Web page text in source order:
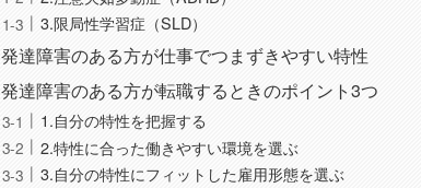
3.限局性学習症（SLD）
発達障害のある方が仕事でつまずきやすい特性
発達障害のある方が転職するときのポイント3つ
1.自分の特性を把握する
2.特性に合った働きやすい環境を選ぶ
3.自分の特性にフィットした雇用形態を選ぶ